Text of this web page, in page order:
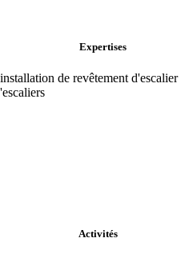
Expertises
de revêtement d'escalier
Activités